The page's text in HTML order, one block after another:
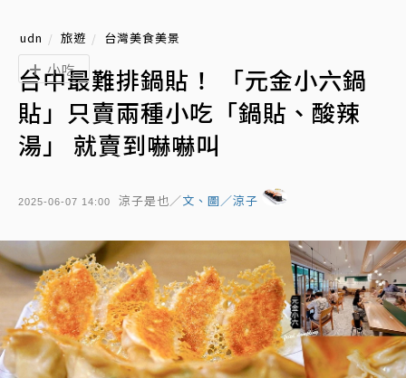
udn 旅遊 台灣美食美景
台中最難排鍋貼！ 「元金小六鍋
貼」只賣兩種小吃「鍋貼、酸辣
湯」 就賣到嚇嚇叫
2025-06-07 14:00 涼子是也／文、圖／涼子
小吃